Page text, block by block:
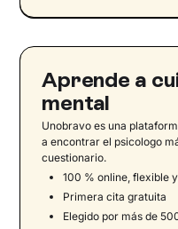
Renunciar a ser
que no puede
“No quiero
maternidad de
Cómo afecta la
femenina
Retos sociales y
hijos
Aprende a
mental
Unobravo es una
a encontrar el psicologo
cuestionario.
100 % online, flexible
Primera cita gratuita
Elegido por más de